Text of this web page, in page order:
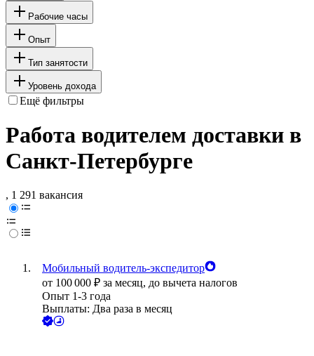
Рабочие часы
Опыт
Тип занятости
Уровень дохода
Ещё фильтры
Работа водителем доставки в
Санкт-Петербурге
, 1 291 вакансия
Мобильный водитель-экспедитор
от 100 000 ₽ за месяц, до вычета налогов
Опыт 1-3 года
Выплаты: Два раза в месяц